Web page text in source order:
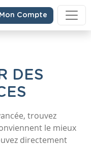
Compte
DES
trouvez
le mieux
directement